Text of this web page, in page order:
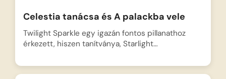
Celestia tanácsa és A palackba vele
Twilight Sparkle egy igazán fontos pillanathoz
érkezett, hiszen tanítványa, Starlight…